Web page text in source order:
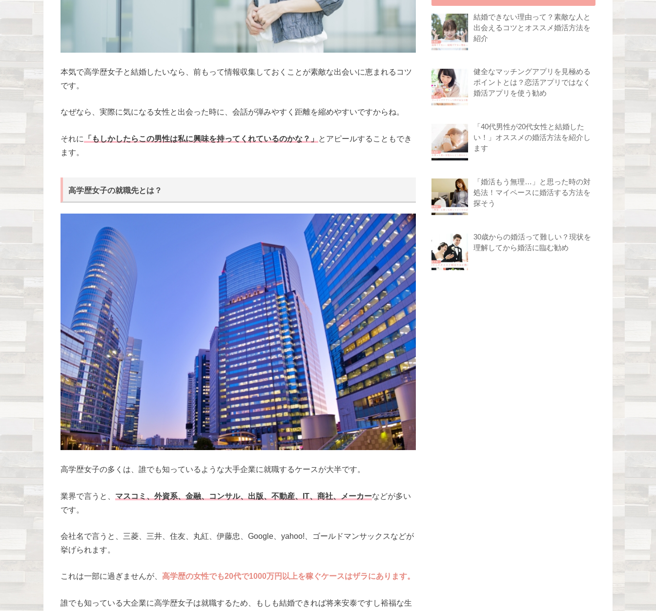
本気で高学歴女子と結婚したいなら、前もって情報収集しておくことが素敵な出会いに恵まれるコツ
です。
なぜなら、実際に気になる女性と出会った時に、会話が弾みやすく距離を縮めやすいですからね。
それに 「もしかしたらこの男性は私に興味を持ってくれているのかな？」
とアピールすることもでき
ます。
高学歴女子の就職先とは？
高学歴女子の多くは、誰でも知っているような大手企業に就職するケースが大半です。
業界で言うと、 マスコミ、外資系、金融、コンサル、出版、不動産、IT、商社、メーカーなどが多い
です。
会社名で言うと、三菱、三井、住友、丸紅、伊藤忠、Google、yahoo!、ゴールドマンサックスなどが
挙げられます。
これは一部に過ぎませんが、 高学歴の女性でも20代で1000万円以上を稼ぐケースはザラにあります。
誰でも知っている大企業に高学歴女子は就職するため、もしも結婚できれば将来安泰ですし裕福な生
結婚できない理由って？素敵な人と
出会えるコツとオススメ婚活方法を
紹介
健全なマッチングアプリを見極める
ポイントとは？恋活アプリではなく
婚活アプリを使う勧め
「40代男性が20代女性と結婚した
い！」オススメの婚活方法を紹介し
ます
「婚活もう無理…」と思った時の対
処法！マイペースに婚活する方法を
探そう
30歳からの婚活って難しい？現状を
理解してから婚活に臨む勧め